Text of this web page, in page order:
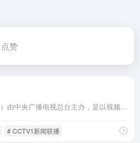
点赞
# CCTV1新闻联播